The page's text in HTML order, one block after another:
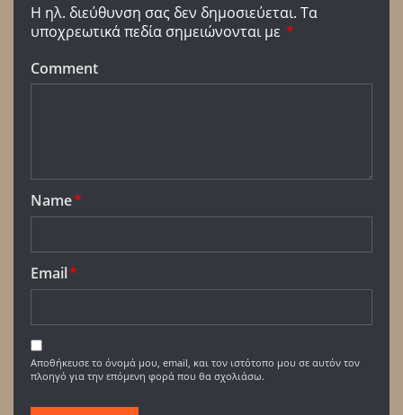
Η ηλ. διεύθυνση σας δεν δημοσιεύεται. Τα
υποχρεωτικά πεδία σημειώνονται με *
Comment
Name*
Email*
Αποθήκευσε το όνομά μου, email, και τον ιστότοπο μου σε αυτόν τον
πλοηγό για την επόμενη φορά που θα σχολιάσω.